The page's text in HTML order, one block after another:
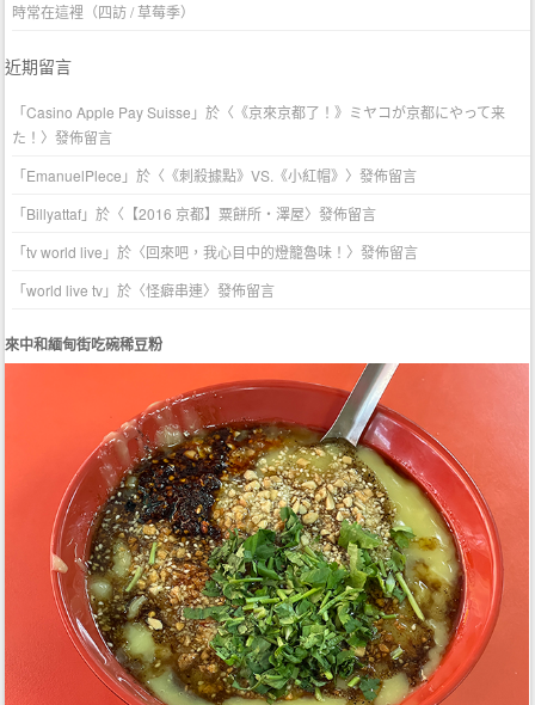
時常在這裡（四訪 / 草莓季）
近期留言
「Casino Apple Pay Suisse 」於〈 《京來京都了！》ミヤコが京都にやって来
た！ 〉發佈留言
「EmanuelPlece 」於〈 《刺殺據點》VS.《小紅帽》 〉發佈留言
「Billyattaf」於〈 【2016 京都】粟餅所・澤屋〉發佈留言
「tv world live 」於〈回來吧，我心目中的燈籠魯味！ 〉發佈留言
「world live tv」於〈怪癖串連〉發佈留言
來中和緬甸街吃碗稀豆粉